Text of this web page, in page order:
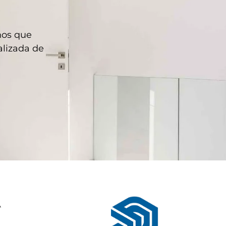
que
de